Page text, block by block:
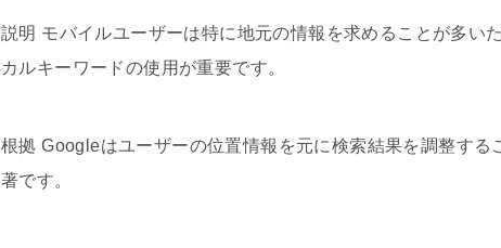
説明 モバイルユーザーは特に地元の情報を求めることが多い
カルキーワードの使用が重要です。
根拠 Googleはユーザーの位置情報を元に検索結果を調整す
著です。